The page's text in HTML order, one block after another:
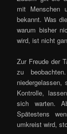
mit Menschen
bekannt. Was
warum bisher
wird, ist nicht
Zur Freude der
zu
niedergelassen,
Kontrolle,
sich warten.
Spätestens
umkreist wird,